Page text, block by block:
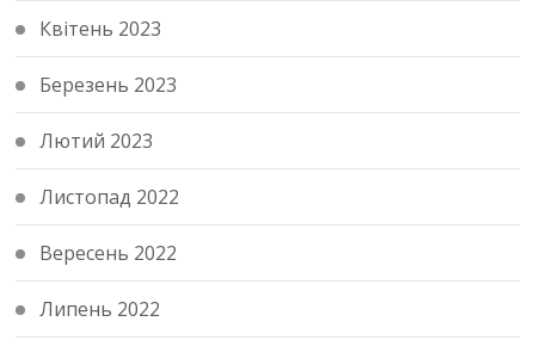
Квітень 2023
Березень 2023
Лютий 2023
Листопад 2022
Вересень 2022
Липень 2022